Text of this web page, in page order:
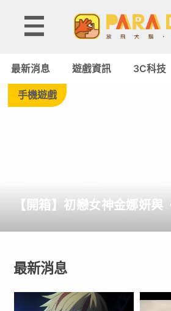
消
Paradaily
-
遊
戲
最新消息 遊戲資訊 3C科技
手機遊戲
【開箱】初戀女神金娜妍
最新消息